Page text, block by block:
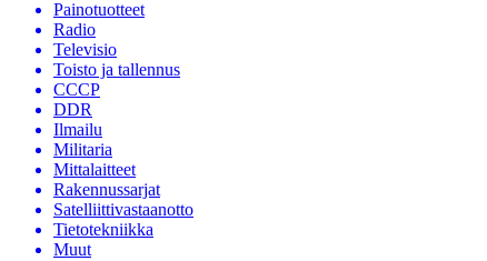
Painotuotteet
Radio
Televisio
Toisto ja tallennus
CCCP
DDR
Ilmailu
Militaria
Mittalaitteet
Rakennussarjat
Satelliittivastaanotto
Tietotekniikka
Muut